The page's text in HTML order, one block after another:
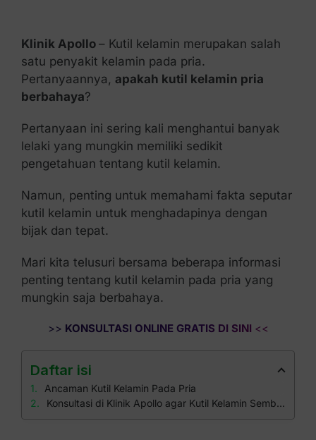
Klinik Apollo – Kutil kelamin merupakan salah
satu penyakit kelamin pada pria.
Pertanyaannya, apakah kutil kelamin pria
berbahaya?
Pertanyaan ini sering kali menghantui banyak
lelaki yang mungkin memiliki sedikit
pengetahuan tentang kutil kelamin.
Namun, penting untuk memahami fakta seputar
kutil kelamin untuk menghadapinya dengan
bijak dan tepat.
Mari kita telusuri bersama beberapa informasi
penting tentang kutil kelamin pada pria yang
mungkin saja berbahaya.
>> KONSULTASI ONLINE GRATIS DI SINI <<
Daftar isi
Ancaman Kutil Kelamin Pada Pria
Konsultasi di Klinik Apollo agar Kutil Kelamin Sembuh